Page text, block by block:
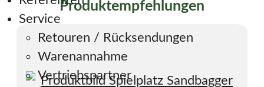
Service
Retouren / Rücksendungen
Warenannahme
Vertriebspartner
Produktempfehlungen